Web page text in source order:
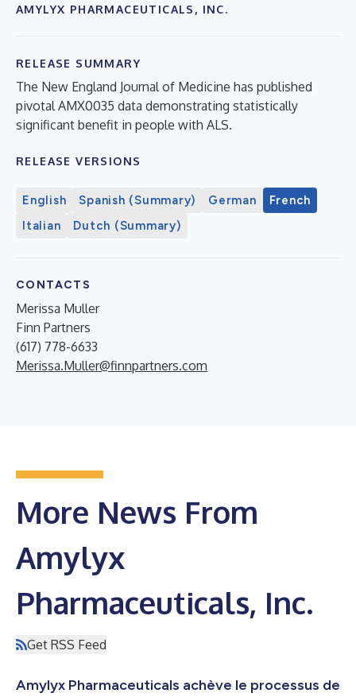
AMYLYX PHARMACEUTICALS, INC.
RELEASE SUMMARY
The New England Journal of Medicine has published
pivotal AMX0035 data demonstrating statistically
significant benefit in people with ALS.
RELEASE VERSIONS
English Spanish (Summary) German
French
Italian
Dutch (Summary)
CONTACTS
Merissa Muller
Finn Partners
(617) 778-6633
Merissa.Muller@finnpartners.com
More News From
Amylyx
Pharmaceuticals, Inc.
Get RSS Feed
Amylyx Pharmaceuticals achève le processus de